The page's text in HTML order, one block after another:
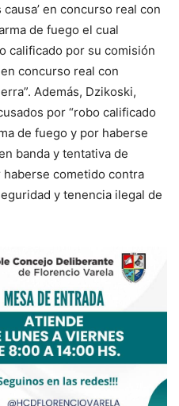
en concurso real con
de fuego el cual
calificado por su comisión
concurso real con
Además, Dzikoski,
por “robo calificado
de fuego y por haberse
banda y tentativa de
haberse cometido contra
y tenencia ilegal de